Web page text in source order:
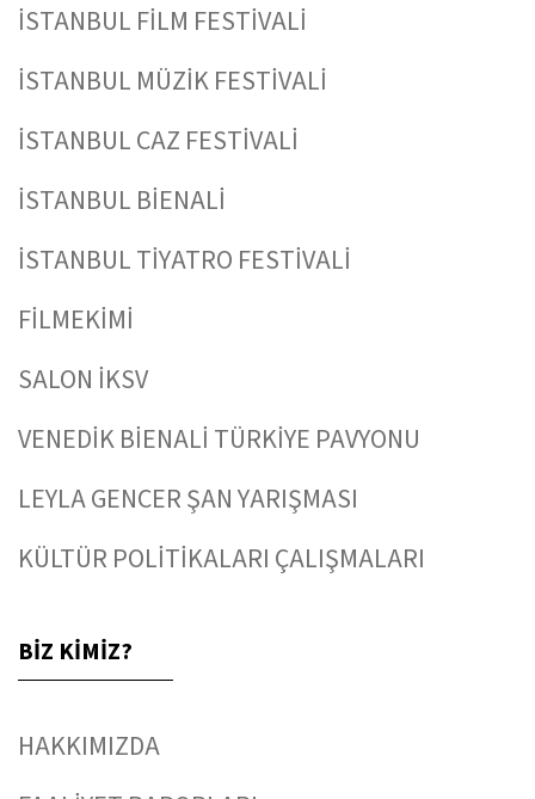
İSTANBUL FİLM FESTİVALİ
İSTANBUL MÜZİK FESTİVALİ
İSTANBUL CAZ FESTİVALİ
İSTANBUL BİENALİ
İSTANBUL TİYATRO FESTİVALİ
FİLMEKİMİ
SALON İKSV
VENEDİK BİENALİ TÜRKİYE PAVYONU
LEYLA GENCER ŞAN YARIŞMASI
KÜLTÜR POLİTİKALARI ÇALIŞMALARI
BİZ KİMİZ?
HAKKIMIZDA